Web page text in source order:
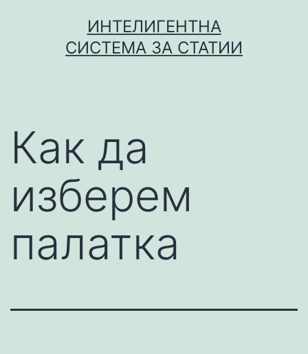
ИНТЕЛИГЕНТНА
СИСТЕМА ЗА СТАТИИ
Как да
изберем
палатка